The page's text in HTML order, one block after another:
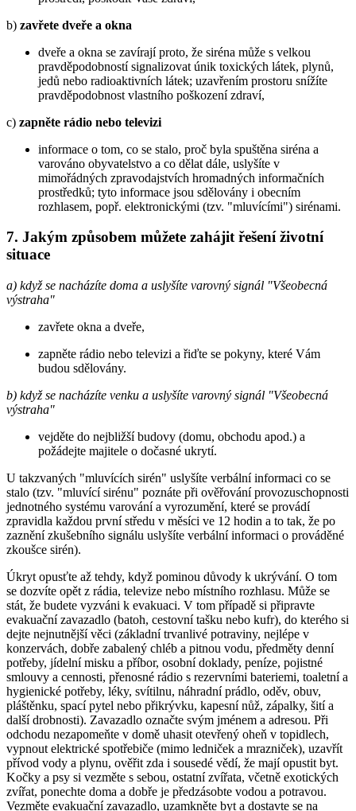
b) zavřete dveře a okna
dveře a okna se zavírají proto, že siréna může s velkou
pravděpodobností signalizovat únik toxických látek, plynů,
jedů nebo radioaktivních látek; uzavřením prostoru snížíte
pravděpodobnost vlastního poškození zdraví,
c) zapněte rádio nebo televizi
informace o tom, co se stalo, proč byla spuštěna siréna a
varováno obyvatelstvo a co dělat dále, uslyšíte v
mimořádných zpravodajstvích hromadných informačních
prostředků; tyto informace jsou sdělovány i obecním
rozhlasem, popř. elektronickými (tzv. "mluvícími") sirénami.
7. Jakým způsobem můžete zahájit řešení životní
situace
a) když se nacházíte doma a uslyšíte varovný signál "Všeobecná
výstraha"
zavřete okna a dveře,
zapněte rádio nebo televizi a řiďte se pokyny, které Vám
budou sdělovány.
b) když se nacházíte venku a uslyšíte varovný signál "Všeobecná
výstraha"
vejděte do nejbližší budovy (domu, obchodu apod.) a
požádejte majitele o dočasné ukrytí.
U takzvaných "mluvících sirén" uslyšíte verbální informaci co se
stalo (tzv. "mluvící sirénu" poznáte při ověřování provozuschopnosti
jednotného systému varování a vyrozumění, které se provádí
zpravidla každou první středu v měsíci ve 12 hodin a to tak, že po
zaznění zkušebního signálu uslyšíte verbální informaci o prováděné
zkoušce sirén).
Úkryt opusťte až tehdy, když pominou důvody k ukrývání. O tom
se dozvíte opět z rádia, televize nebo místního rozhlasu. Může se
stát, že budete vyzváni k evakuaci. V tom případě si připravte
evakuační zavazadlo (batoh, cestovní tašku nebo kufr), do kterého si
dejte nejnutnější věci (základní trvanlivé potraviny, nejlépe v
konzervách, dobře zabalený chléb a pitnou vodu, předměty denní
potřeby, jídelní misku a příbor, osobní doklady, peníze, pojistné
smlouvy a cennosti, přenosné rádio s rezervními bateriemi, toaletní a
hygienické potřeby, léky, svítilnu, náhradní prádlo, oděv, obuv,
pláštěnku, spací pytel nebo přikrývku, kapesní nůž, zápalky, šití a
další drobnosti). Zavazadlo označte svým jménem a adresou. Při
odchodu nezapomeňte v domě uhasit otevřený oheň v topidlech,
vypnout elektrické spotřebiče (mimo ledniček a mrazniček), uzavřít
přívod vody a plynu, ověřit zda i sousedé vědí, že mají opustit byt.
Kočky a psy si vezměte s sebou, ostatní zvířata, včetně exotických
zvířat, ponechte doma a dobře je předzásobte vodou a potravou.
Vezměte evakuační zavazadlo, uzamkněte byt a dostavte se na